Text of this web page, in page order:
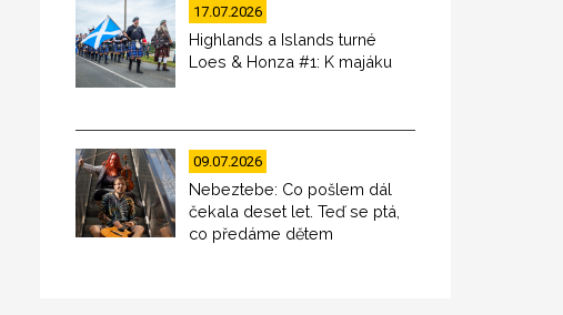
17.07.2026
Highlands a Islands turné
Loes & Honza #1: K majáku
09.07.2026
Nebeztebe: Co pošlem dál
čekala deset let. Teď se ptá,
co předáme dětem